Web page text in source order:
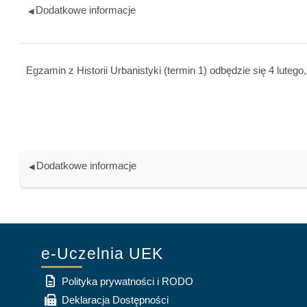
◀︎ Dodatkowe informacje
Egzamin z Historii Urbanistyki (termin 1) odbędzie się 4
◀︎ Dodatkowe informacje
e-Uczelnia UEK
Polityka prywatności i RODO
Deklaracja Dostępności